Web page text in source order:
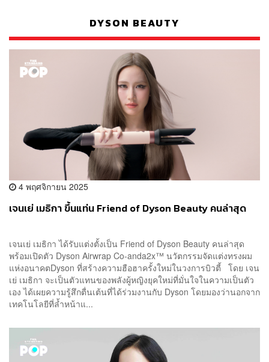
DYSON BEAUTY
4 พฤศจิกายน 2025
เจนเย่ เมธิกา ขึ้นแท่น Friend of Dyson Beauty คนล่าสุด
เจนเย่ เมธิกา ได้รับแต่งตั้งเป็น Friend of Dyson Beauty คนล่าสุด
พร้อมเปิดตัว Dyson Airwrap Co-anda2x™ นวัตกรรมจัดแต่งทรงผม
แห่งอนาคตDyson ที่สร้างความฮือฮาครั้งใหม่ในวงการบิวตี้ โดย เจน
เย่ เมธิกา จะเป็นตัวแทนของพลังผู้หญิงยุคใหม่ที่มั่นใจในความเป็นตัว
เอง ได้เผยความรู้สึกตื่นเต้นที่ได้ร่วมงานกับ Dyson โดยมองว่านอกจาก
เทคโนโลยีที่ล้ำหน้าแ...